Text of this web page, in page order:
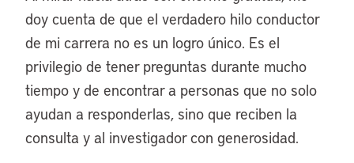
doy cuenta de que el verdadero hilo conductor
de mi carrera no es un logro único. Es el
privilegio de tener preguntas durante mucho
tiempo y de encontrar a personas que no solo
ayudan a responderlas, sino que reciben la
consulta y al investigador con generosidad.